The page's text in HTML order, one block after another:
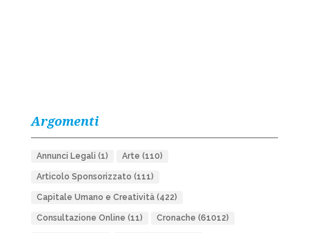
Argomenti
Annunci Legali (1) Arte (110)
Articolo Sponsorizzato (111)
Capitale Umano e Creatività(422)
Consultazione Online (11) Cronache (61012)